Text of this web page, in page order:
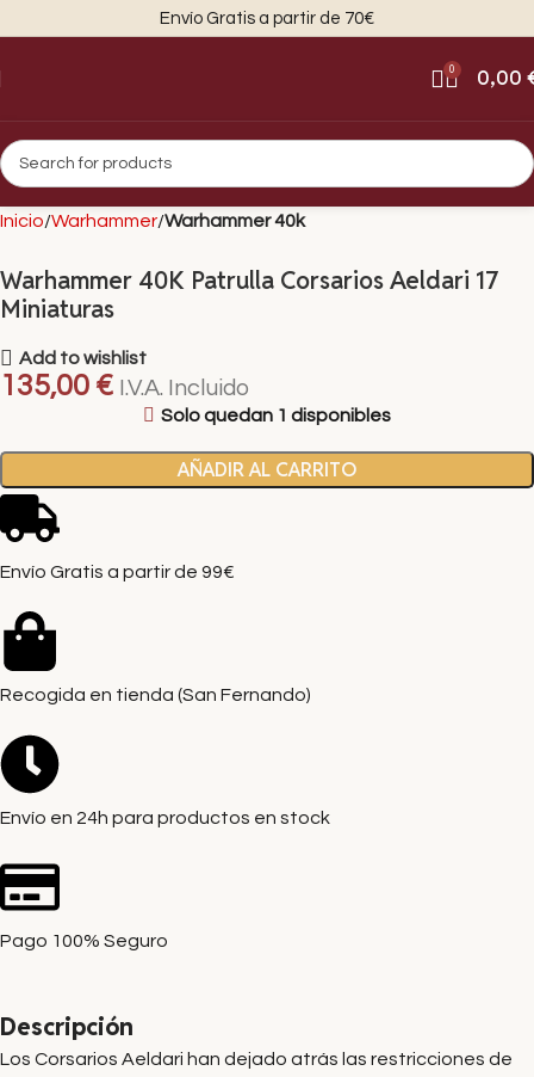
Envío Gratis a partir de 70€
0 0,00
Inicio Warhammer Warhammer 40k
Warhammer 40K Patrulla Corsarios Aeldari 17
Miniaturas
Add to wishlist
135,00 € I.V.A. Incluido
Solo quedan 1 disponibles
AÑADIR AL CARRITO
Envío Gratis a partir de 99€
Recogida en tienda (San Fernando)
Envío en 24h para productos en stock
Pago 100% Seguro
Descripción
Los Corsarios Aeldari han dejado atrás las restricciones de